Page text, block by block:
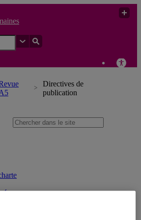
Directives de
publication